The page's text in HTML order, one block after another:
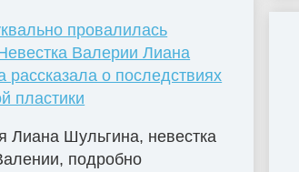
провалилась
Валерии Лиана
рассказала о последствиях
пластики
Лиана Шульгина, невестка
подробно